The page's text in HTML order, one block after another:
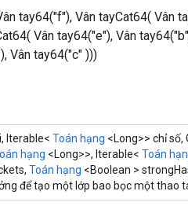
tay64("f"), Vân tayCat64( Vân
Vân tay64("e"), Vân
Vân tay64("c" )))
Iterable< Toán hạng <Long>> chỉ số,
hạng <Long>>, Iterable< Toán
Toán hạng <Boolean >
để tạo một lớp bao bọc một thao